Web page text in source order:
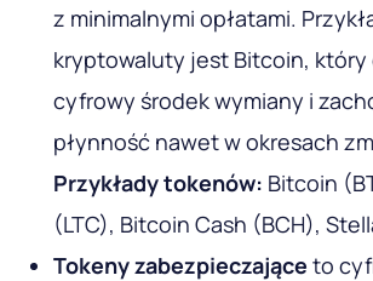
z minimalnymi opłatami.
kryptowaluty jest Bitcoin, który
cyfrowy środek wymiany i
płynność nawet w okresach
Przykłady tokenów: Bitcoin
(LTC), Bitcoin Cash (BCH),
Tokeny zabezpieczające to